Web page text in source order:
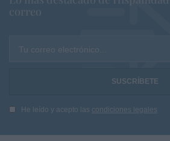
correo
Tu correo electrónico...
He leído y acepto las condiciones legales